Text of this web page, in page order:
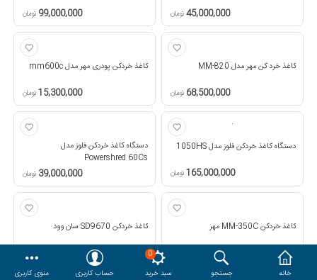
وایت برد و تابلو اعلانات
مقایسه محصولات مورد علاقه
دسترسی کاربری حساب کاربری
خانه جستجو
0
سبد خرید
حساب کاربری منوی کاربری
45,000,000تومان 99,000,000 تومان
کاغذ خرد کن مهر مدل MM-820
68,500,000 تومان
کاغذ خردکن پودری مهر مدل mm600c
15,300,000تومان
دستگاه کاغذ خردکن فلوز مدل 1050HS
165,000,000تومان
دستگاه کاغذ خردکن فلوز مدل
Powershred 60Cs
39,000,000 تومان
کاغذ خردکن MM-350C مهر
37,200,000
کاغذ خردکن SD9670 سان وود
تومان